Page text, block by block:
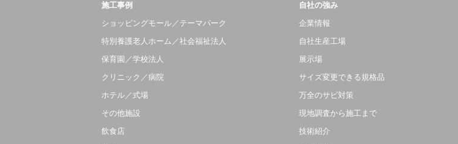
施工事例
ショッピングモール／テーマパーク
特別養護老人ホーム／社会福祉法人
保育園／学校法人
クリニック／病院
ホテル／式場
その他施設
飲食店
自社の強み
企業情報
自社生産工場
展示場
サイズ変更できる規格品
万全のサビ対策
現地調査から施工まで
技術紹介